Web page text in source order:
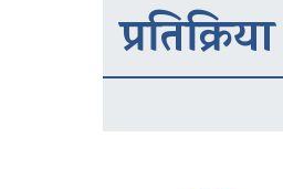
प्रतिक्रिया